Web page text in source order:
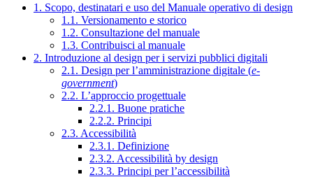
1. Scopo, destinatari e uso del Manuale operativo di design
1.1. Versionamento e storico
1.2. Consultazione del manuale
1.3. Contribuisci al manuale
2. Introduzione al design per i servizi pubblici digitali
2.1. Design per l’amministrazione digitale (e-
government)
2.2. L’approccio progettuale
2.2.1. Buone pratiche
2.2.2. Principi
2.3. Accessibilità
2.3.1. Definizione
2.3.2. Accessibilità by design
2.3.3. Principi per l’accessibilità